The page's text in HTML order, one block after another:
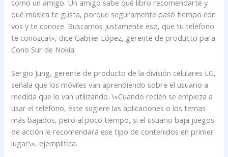
como un amigo. Un amigo sabe qué libro recomendarte y
qué música te gusta, porque seguramente pasó tiempo con
vos y te conoce. Buscamos justamente eso, que tu teléfono
te conozca\», dice Gabriel López, gerente de producto para
Cono Sur de Nokia.
Sergio Jung, gerente de producto de la división celulares LG,
señala que los móviles van aprendiendo sobre el usuario a
medida que lo van utilizando. \»Cuando recién se empieza a
usar el teléfono, éste sugiere las aplicaciones o los temas
más bajados, pero al poco tiempo, si el usuario baja juegos
de acción le recomendará ese tipo de contenidos en primer
lugar\», ejemplifica.